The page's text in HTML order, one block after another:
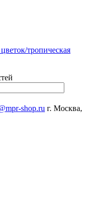
тропическая
shop.ru г. Москва,